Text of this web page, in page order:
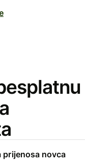
prijenosa novca